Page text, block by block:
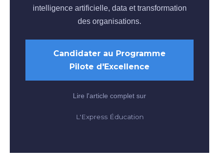
intelligence artificielle, data et transformation
des organisations.
Candidater au Programme
Pilote d'Excellence
Lire l'article complet sur
L'Express Éducation